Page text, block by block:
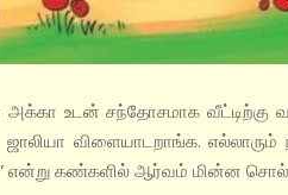
உடன் சந்தோசமாக வீட்டிற்கு
விளையாடறாங்க. எல்லாரும்
என்று கண்களில் ஆர்வம் மின்ன